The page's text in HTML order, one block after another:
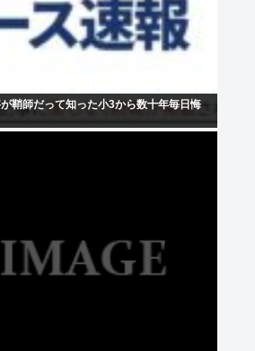
鞘師だって知った小3から数十年毎日悔